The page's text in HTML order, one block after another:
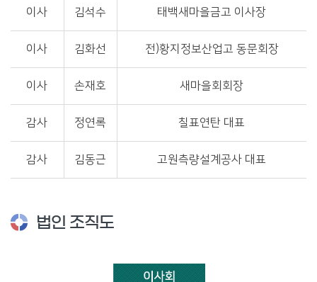
이사 김석수 태백새마을금고 이사장
이사 김화선 전)황지정보산업고 동문회장
이사 손재호 새마을회회장
감사 정연록 칠표연탄 대표
감사 김동근 고원측량설계공사 대표
법인 조직도